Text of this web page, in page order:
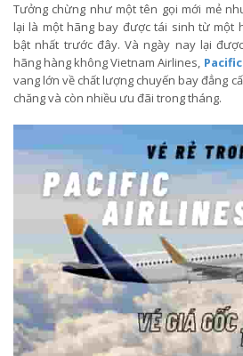
Tưởng chừng như một tên gọi mới mẻ
lại là một hãng bay được tái sinh từ một
bật nhất trước đây. Và ngày nay lại
hãng hàng không Vietnam Airlines,
vang lớn về chất lượng chuyến bay đẳng
chăng và còn nhiều ưu đãi trong tháng.